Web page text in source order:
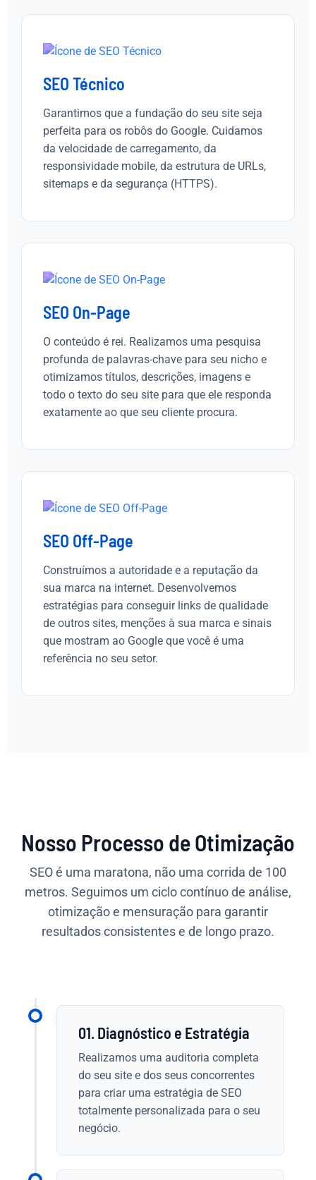
SEO Técnico
Garantimos que a fundação do seu site seja
perfeita para os robôs do Google. Cuidamos
da velocidade de carregamento, da
responsividade mobile, da estrutura de URLs,
sitemaps e da segurança (HTTPS).
SEO On-Page
O conteúdo é rei. Realizamos uma pesquisa
profunda de palavras-chave para seu nicho e
otimizamos títulos, descrições, imagens e
todo o texto do seu site para que ele responda
exatamente ao que seu cliente procura.
SEO Off-Page
Construímos a autoridade e a reputação da
sua marca na internet. Desenvolvemos
estratégias para conseguir links de qualidade
de outros sites, menções à sua marca e sinais
que mostram ao Google que você é uma
referência no seu setor.
Nosso Processo de Otimização
SEO é uma maratona, não uma corrida de 100
metros. Seguimos um ciclo contínuo de análise,
otimização e mensuração para garantir
resultados consistentes e de longo prazo.
01. Diagnóstico e Estratégia
Realizamos uma auditoria completa
do seu site e dos seus concorrentes
para criar uma estratégia de SEO
totalmente personalizada para o seu
negócio.